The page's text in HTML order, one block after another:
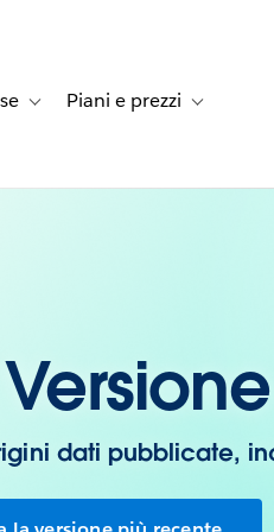
dei clientifor Soluzioni
Toggle sub-navigation for Risorse
Piani e prezzi Toggle
dati pubblicate,